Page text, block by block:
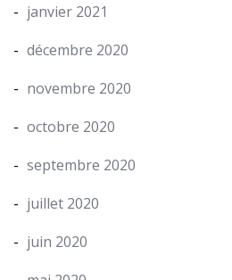
janvier 2021
décembre 2020
novembre 2020
octobre 2020
septembre 2020
juillet 2020
juin 2020